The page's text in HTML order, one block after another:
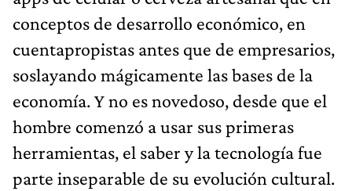
conceptos de desarrollo económico, en
cuentapropistas antes que de empresarios,
soslayando mágicamente las bases de la
economía. Y no es novedoso, desde que el
hombre comenzó a usar sus primeras
herramientas, el saber y la tecnología fue
parte inseparable de su evolución cultural.